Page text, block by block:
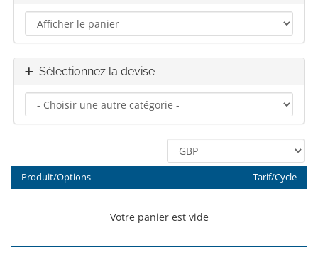
Sélectionnez la devise
Produit/Options Tarif/Cycle
Votre panier est vide